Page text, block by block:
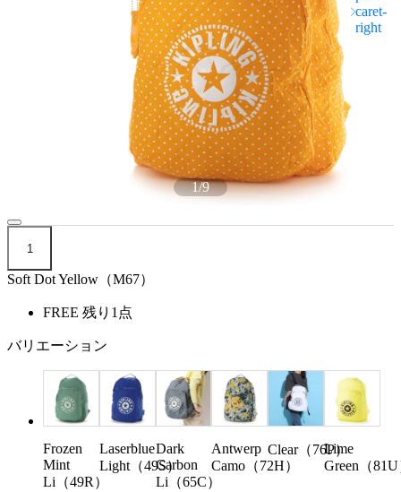
1/9
1
Soft Dot Yellow（M67）
FREE 残り1点
バリエーション
Frozen
Mint
Li（49R）
Laserblue
Light（49S）
Dark
Carbon
Li（65C）
Antwerp
Camo（72H）
Clear（76P）
Lime
Green（